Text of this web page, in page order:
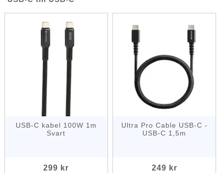
USB-C kabel 100W 1m
Svart
299 kr
Ultra Pro Cable USB-C -
USB-C 1,5m
249 kr